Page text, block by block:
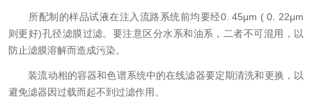
所配制的样品试液在注入流路系统前均要经0. 45μm ( 0. 22μm
则更好)孔径滤膜过滤。要注意区分水系和油系，二者不可混用，以
防止滤膜溶解而造成污染。
装流动相的容器和色谱系统中的在线滤器要定期清洗和更换，以
避免滤器因过载而起不到过滤作用。